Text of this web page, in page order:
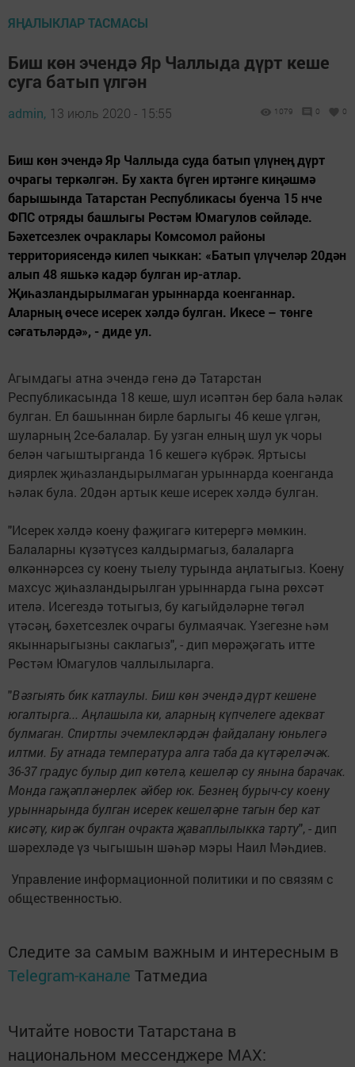
ЯҢАЛЫКЛАР ТАСМАСЫ
Биш көн эчендә Яр Чаллыда дүрт кеше
суга батып үлгән
admin, 13 июль 2020 - 15:55 1079 0 0
Биш көн эчендә Яр Чаллыда суда батып үлүнең дүрт
очрагы теркәлгән. Бу хакта бүген иртәнге киңәшмә
барышында Татарстан Республикасы буенча 15 нче
ФПС отряды башлыгы Рөстәм Юмагулов сөйләде.
Бәхетсезлек очраклары Комсомол районы
территориясендә килеп чыккан: «Батып үлүчеләр 20дән
алып 48 яшькә кадәр булган ир-атлар.
Җиһазландырылмаган урыннарда коенганнар.
Аларның өчесе исерек хәлдә булган. Икесе – төнге
сәгатьләрдә», - диде ул.
Агымдагы атна эчендә генә дә Татарстан
Республикасында 18 кеше, шул исәптән бер бала һәлак
булган. Ел башыннан бирле барлыгы 46 кеше үлгән,
шуларның 2се-балалар. Бу узган елның шул ук чоры
белән чагыштырганда 16 кешегә күбрәк. Яртысы
диярлек җиһазландырылмаган урыннарда коенганда
һәлак була. 20дән артык кеше исерек хәлдә булган.
"Исерек хәлдә коену фаҗигагә китерергә мөмкин.
Балаларны күзәтүсез калдырмагыз, балаларга
өлкәннәрсез су коену тыелу турында аңлатыгыз. Коену
махсус җиһазландырылган урыннарда гына рөхсәт
ителә. Исегездә тотыгыз, бу кагыйдәләрне төгәл
үтәсәң, бәхетсезлек очрагы булмаячак. Үзегезне һәм
якыннарыгызны саклагыз", - дип мөрәҗәгать итте
Рөстәм Юмагулов чаллылыларга.
"Вәзгыять бик катлаулы. Биш көн эчендә дүрт кешене
югалтырга... Аңлашыла ки, аларның күпчелеге адекват
булмаган. Спиртлы эчемлекләрдән файдалану юньлегә
илтми. Бу атнада температура алга таба да күтәреләчәк.
36-37 градус булыр дип көтелә, кешеләр су янына барачак.
Монда гаҗәпләнерлек әйбер юк. Безнең бурыч-су коену
урыннарында булган исерек кешеләрне тагын бер кат
кисәтү, кирәк булган очракта җаваплылыкка тарту", - дип
шәрехләде үз чыгышын шәһәр мэры Наил Мәһдиев.
Управление информационной политики и по связям с
общественностью.
Следите за самым важным и интересным в
Telegram-канале Татмедиа
Читайте новости Татарстана в
национальном мессенджере MАХ: